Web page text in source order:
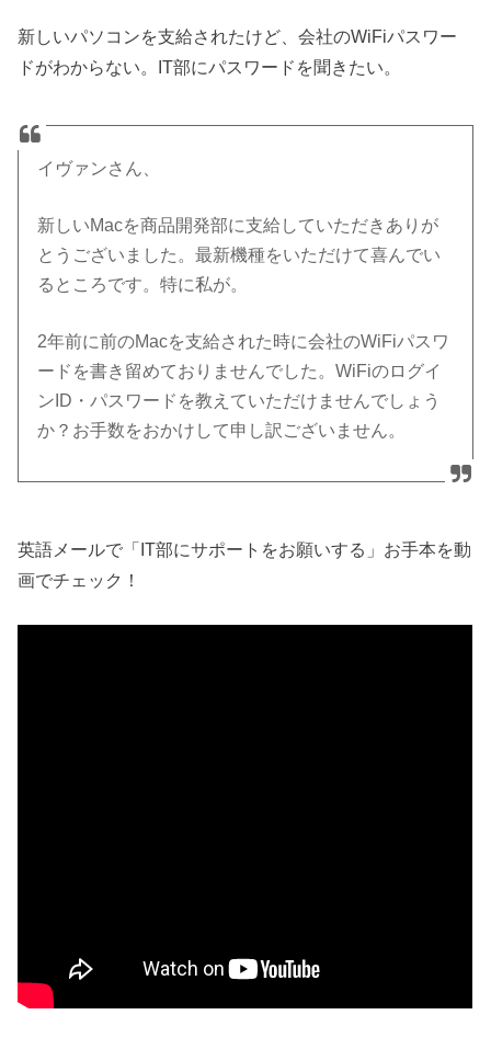
新しいパソコンを支給されたけど、会社のWiFiパスワー
ドがわからない。IT部にパスワードを聞きたい。
イヴァンさん、
新しいMacを商品開発部に支給していただきありが
とうございました。最新機種をいただけて喜んでい
るところです。特に私が。
2年前に前のMacを支給された時に会社のWiFiパスワ
ードを書き留めておりませんでした。WiFiのログイ
ンID・パスワードを教えていただけませんでしょう
か？お手数をおかけして申し訳ございません。
英語メールで「IT部にサポートをお願いする」お手本を動
画でチェック！